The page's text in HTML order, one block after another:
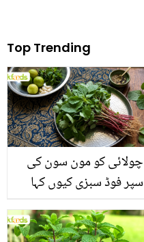
Top Trending
چولائی کو مون سون کی
سپر فوڈ سبزی کیوں کہا
منرلز اور اینٹی آکسیڈنٹس